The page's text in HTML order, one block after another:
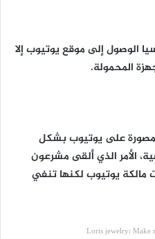
الوصول إلى موقع يوتيوب إلا
المحمولة.
على يوتيوب بشكل
الأمر الذي ألقى مشرعون
مالكة يوتيوب لكنها تنفي
Loris jewelry: Make